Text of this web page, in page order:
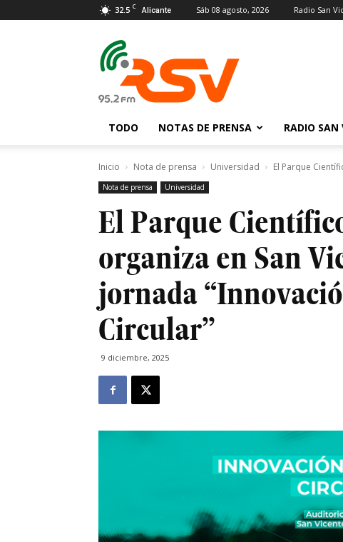
32.5 C Alicante Sáb 08 agosto, 2026 Radio San
San
Vicente
TODO NOTAS DE PRENSA RADIO SAN
Inicio Nota de prensa Universidad El Parque
Nota de prensa Universidad
El Parque
organiza en San
jornada
Circular”
9 diciembre, 2025